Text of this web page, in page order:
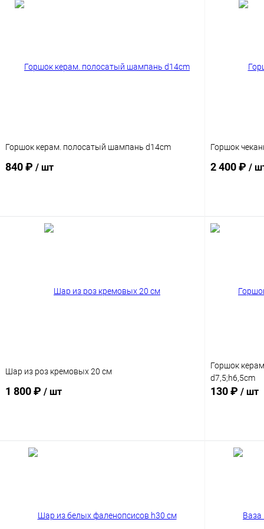
Горшок керам. полосатый шампань d14cm
840 ₽ / шт
В корзину
Горшок
2 400 ₽ /
Шар из роз кремовых 20 см
1 800 ₽ / шт
В корзину
Горшок
d7,5;h6,5cm
130 ₽ / шт